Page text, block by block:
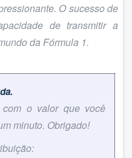
O sucesso de
de transmitir a
da Fórmula 1.
o valor que você
minuto. Obrigado!